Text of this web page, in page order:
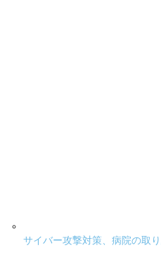
サイバー攻撃対策、病院の取